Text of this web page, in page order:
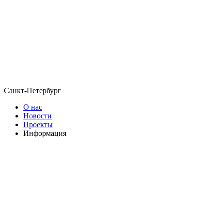
Санкт-Петербург
О нас
Новости
Проекты
Информация